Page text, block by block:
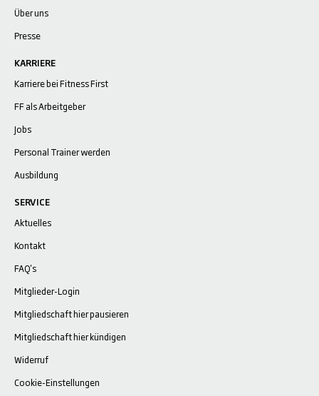
Über uns
Presse
KARRIERE
Karriere bei Fitness First
FF als Arbeitgeber
Jobs
Personal Trainer werden
Ausbildung
SERVICE
Aktuelles
Kontakt
FAQ's
Mitglieder-Login
Mitgliedschaft hier pausieren
Mitgliedschaft hier kündigen
Widerruf
Cookie-Einstellungen